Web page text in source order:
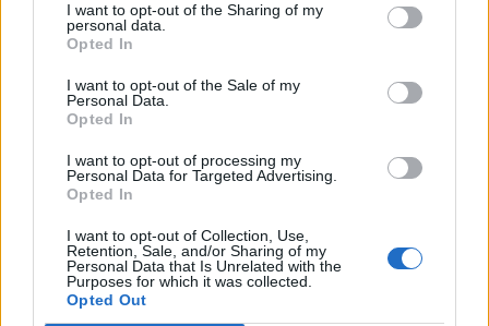
I want to opt-out of the Sharing of my
personal data.
Opted In
I want to opt-out of the Sale of my
Personal Data.
Opted In
I want to opt-out of processing my
Personal Data for Targeted Advertising.
Opted In
I want to opt-out of Collection, Use,
Retention, Sale, and/or Sharing of my
Personal Data that Is Unrelated with the
Purposes for which it was collected.
Opted Out
Οι κάτοικοι στη μικρή Αμαλιάπολη προσπαθούν να
περιμένουν τα κλιμάκια που θα καταγράψουν τις
ζημιές.
Δημοσιεύθηκε σεΕλλάδα